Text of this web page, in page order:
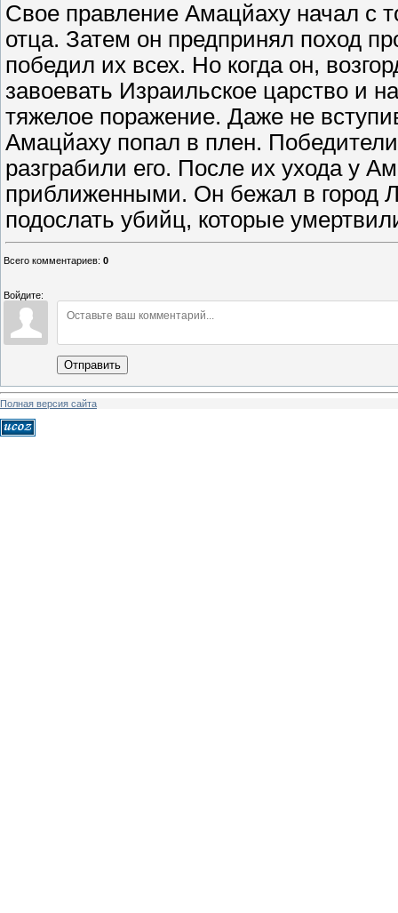
Свое правление Амацйаху начал с
отца. Затем он предпринял поход
победил их всех. Но когда он,
завоевать Израильское царство и
тяжелое поражение. Даже не
Амацйаху попал в плен.
разграбили его. После их ухода у
приближенными. Он бежал в город
подослать убийц, которые
Всего комментариев: 0
Войдите:
Отправить
Полная версия сайта